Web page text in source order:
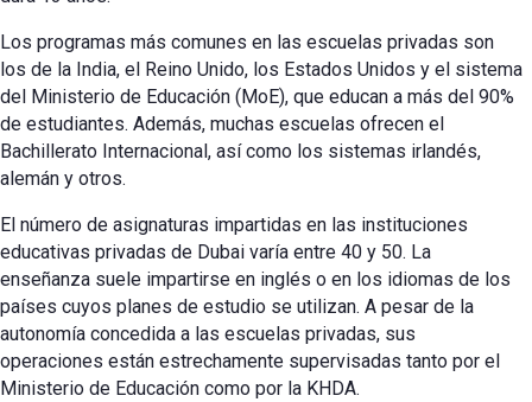
Los programas más comunes en las escuelas privadas son
los de la India, el Reino Unido, los Estados Unidos y el sistema
del Ministerio de Educación (MoE), que educan a más del 90%
de estudiantes. Además, muchas escuelas ofrecen el
Bachillerato Internacional, así como los sistemas irlandés,
alemán y otros.
El número de asignaturas impartidas en las instituciones
educativas privadas de Dubai varía entre 40 y 50. La
enseñanza suele impartirse en inglés o en los idiomas de los
países cuyos planes de estudio se utilizan. A pesar de la
autonomía concedida a las escuelas privadas, sus
operaciones están estrechamente supervisadas tanto por el
Ministerio de Educación como por la KHDA.